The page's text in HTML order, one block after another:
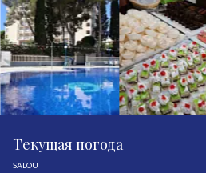
Tекущая погода
SALOU